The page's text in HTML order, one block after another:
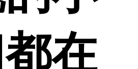
在